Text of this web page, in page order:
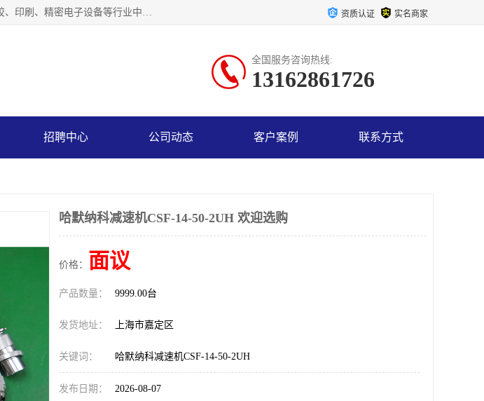
上海浜田实业有限公司专业致力于传动控制行业。面向工业机器人、半导体、机床、船舶、点胶、印刷、精密电子设备等行业中的运动控制技术。为日本哈默纳科（HarmonicDrive简称HD）中国地区定代理商，其生产的HarmonicDrive谐波减速机，具有轻量、小型、传动效率高、减速范围广、精度高等特点，被广泛应用于各种传动系统中。完善的技术，完善的售后，让您的选择无后顾之忧，欢迎您的来电洽谈！ 资质认证 实名商家
全国服务咨询热线:
13162861726
招聘中心 公司动态 客户案例 联系方式
哈默纳科减速机CSF-14-50-2UH 欢迎选购
价格： 面议
产品数量： 9999.00台
发货地址： 上海市嘉定区
关键词： 哈默纳科减速机CSF-14-50-2UH
发布日期： 2026-08-07